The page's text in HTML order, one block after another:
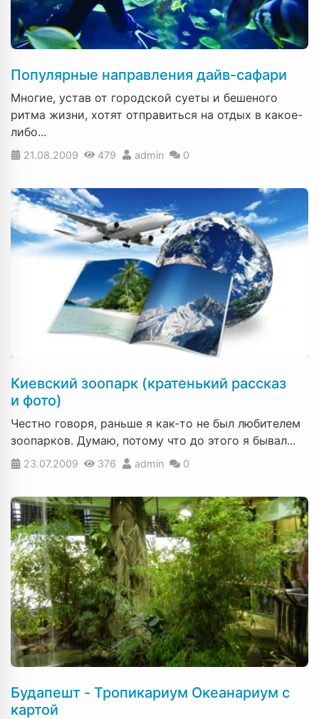
Популярные направления дайв-сафари
Многие, устав от городской суеты и бешеного
ритма жизни, хотят отправиться на отдых в какое-
либо...
21.08.2009 479 admin 0
Киевский зоопарк (кратенький рассказ
и фото)
Честно говоря, раньше я как-то не был любителем
зоопарков. Думаю, потому что до этого я бывал...
23.07.2009 376 admin 0
Будапешт - Тропикариум Океанариум с
картой